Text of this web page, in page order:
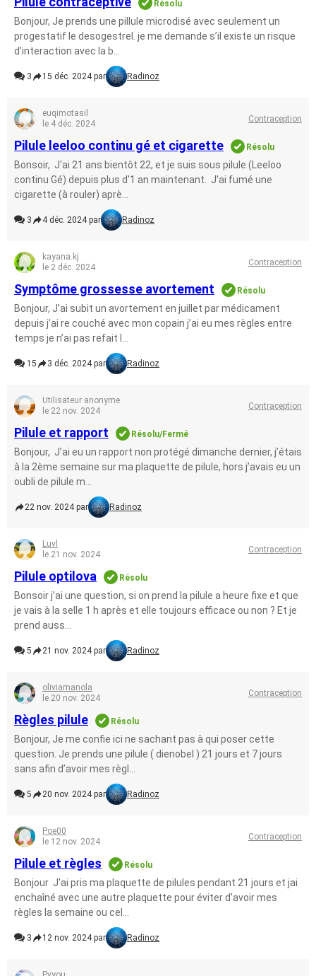
Résolu
Bonjour, Je prends une pillule microdisé avec seulement un
progestatif le desogestrel. je me demande s’il existe un risque
d’interaction avec la b...
3 15 déc. 2024 par Radinoz
euqimotasil
le 4 déc. 2024
Contraception
Pilule leeloo continu gé et cigarette Résolu
Bonsoir, J'ai 21 ans bientôt 22, et je suis sous pilule (Leeloo
continu Gé) depuis plus d'1 an maintenant. J'ai fumé une
cigarette (à rouler) aprè...
3 4 déc. 2024 par Radinoz
kayana.kj
le 2 déc. 2024
Contraception
Symptôme grossesse avortement Résolu
Bonjour, J’ai subit un avortement en juillet par médicament
depuis j’ai re couché avec mon copain j’ai eu mes règles entre
temps je n’ai pas refait l...
15 3 déc. 2024 par Radinoz
Utilisateur anonyme
le 22 nov. 2024
Contraception
Pilule et rapport Résolu/Fermé
Bonjour, J’ai eu un rapport non protégé dimanche dernier, j’étais
à la 2ème semaine sur ma plaquette de pilule, hors j’avais eu un
oubli de pilule m...
22 nov. 2024 par Radinoz
Luvl
le 21 nov. 2024
Contraception
Pilule optilova Résolu
Bonsoir j’ai une question, si on prend la pilule a heure fixe et que
je vais à la selle 1 h après et elle toujours efficace ou non ? Et je
prend auss...
5 21 nov. 2024 par Radinoz
oliviamanola
le 20 nov. 2024
Contraception
Règles pilule Résolu
Bonjour, Je me confie ici ne sachant pas à qui poser cette
question. Je prends une pilule ( dienobel ) 21 jours et 7 jours
sans afin d’avoir mes règl...
5 20 nov. 2024 par Radinoz
Poe00
le 12 nov. 2024
Contraception
Pilule et règles Résolu
Bonjour J'ai pris ma plaquette de pilules pendant 21 jours et jai
enchaîné avec une autre plaquette pour éviter d'avoir mes
règles la semaine ou cel...
3 12 nov. 2024 par Radinoz